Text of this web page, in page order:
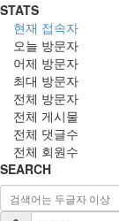
STATS
현재 접속자
오늘 방문자
어제 방문자
최대 방문자
전체 방문자
전체 게시물
전체 댓글수
전체 회원수
SEARCH